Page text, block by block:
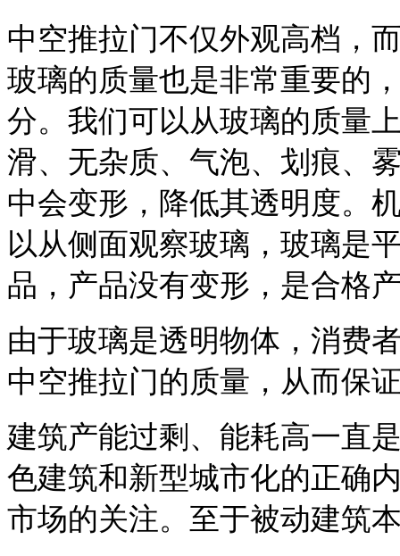
中空推拉门不仅外观高档，
玻璃的质量也是非常重要的
分。我们可以从玻璃的质量
滑、无杂质、气泡、划痕、
中会变形，降低其透明度。
以从侧面观察玻璃，玻璃是
品，产品没有变形，是合格
由于玻璃是透明物体，消费
中空推拉门的质量，从而保
建筑产能过剩、能耗高一直
色建筑和新型城市化的正确
市场的关注。至于被动建筑